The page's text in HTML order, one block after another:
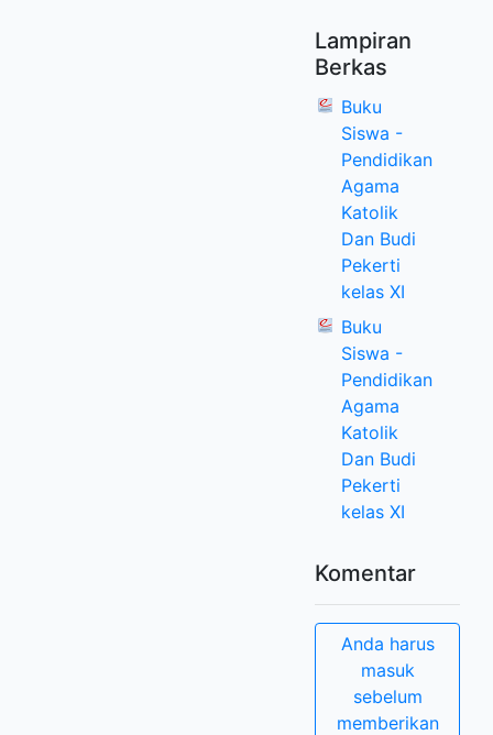
Lampiran
Berkas
Buku
Siswa -
Pendidikan
Agama
Katolik
Dan Budi
Pekerti
kelas XI
Buku
Siswa -
Pendidikan
Agama
Katolik
Dan Budi
Pekerti
kelas XI
Komentar
Anda harus
masuk
sebelum
memberikan